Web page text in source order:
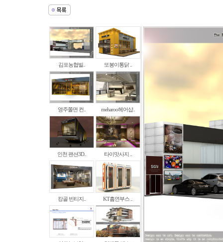
김포농협빌.. 또봉이통닭 ..
영주쫄면 컨.. meharoo헤어샵..
인천 팬션3D.. 타이맛사지 ..
캉골 빈티지.. KT흡연부스 ..